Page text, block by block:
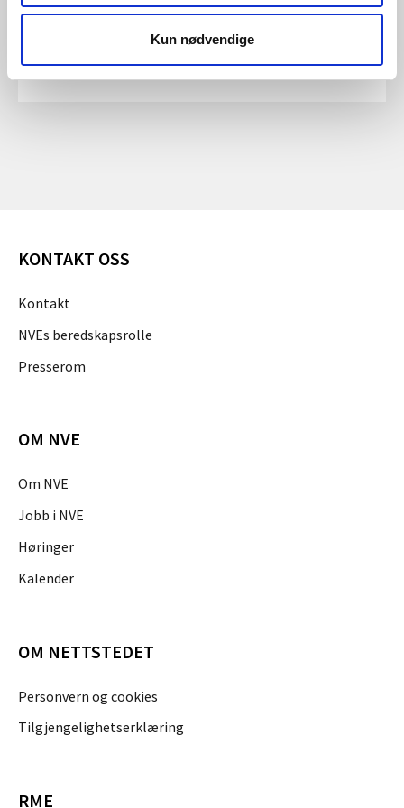
Kun nødvendige
Tillegg til Retningslinjer for stenge- og
tappeorganer, rør og tverrslagsorter -
retting av feil
KONTAKT OSS
Kontakt
NVEs beredskapsrolle
Presserom
OM NVE
Om NVE
Jobb i NVE
Høringer
Kalender
OM NETTSTEDET
Personvern og cookies
Tilgjengelighetserklæring
RME